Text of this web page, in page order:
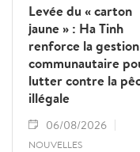
Levée du « carton
jaune » : Ha Tinh
renforce la gestion
communautaire
lutter contre la
illégale
06/08/2026
NOUVELLES